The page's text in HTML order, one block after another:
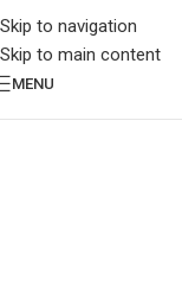
Skip to navigation
Skip to main content
MENU